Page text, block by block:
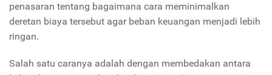
penasaran tentang bagaimana cara meminimalkan
deretan biaya tersebut agar beban keuangan menjadi lebih
ringan.
Salah satu caranya adalah dengan membedakan antara